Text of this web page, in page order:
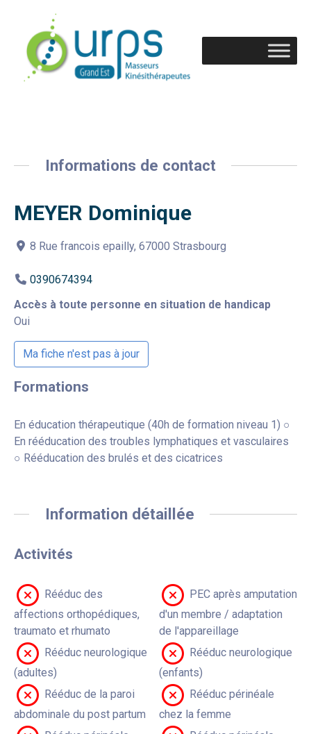
Informations de contact
MEYER Dominique
8 Rue francois epailly, 67000 Strasbourg
0390674394
Accès à toute personne en situation de handicap
Oui
Ma fiche n'est pas à jour
Formations
En éducation thérapeutique (40h de formation niveau 1) ○
En rééducation des troubles lymphatiques et vasculaires
○ Rééducation des brulés et des cicatrices
Information détaillée
Activités
Rééduc des
affections orthopédiques,
traumato et rhumato
PEC après amputation
d'un membre / adaptation
de l'appareillage
Rééduc neurologique
(adultes)
Rééduc neurologique
(enfants)
Rééduc de la paroi
abdominale du post partum
Rééduc périnéale
chez la femme